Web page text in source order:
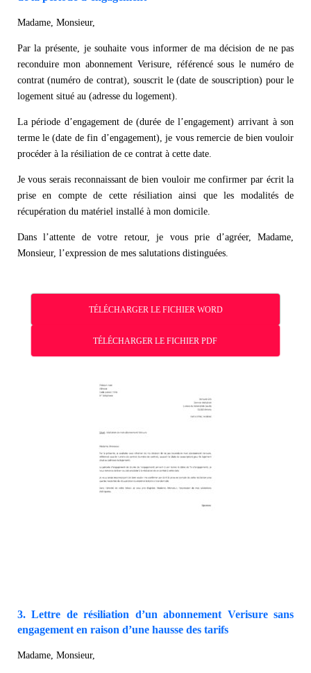
Madame, Monsieur,
Par la présente, je souhaite vous informer de ma décision de ne pas
reconduire mon abonnement Verisure, référencé sous le numéro de
contrat (numéro de contrat), souscrit le (date de souscription) pour le
logement situé au (adresse du logement).
La période d’engagement de (durée de l’engagement) arrivant à son
terme le (date de fin d’engagement), je vous remercie de bien vouloir
procéder à la résiliation de ce contrat à cette date.
Je vous serais reconnaissant de bien vouloir me confirmer par écrit la
prise en compte de cette résiliation ainsi que les modalités de
récupération du matériel installé à mon domicile.
Dans l’attente de votre retour, je vous prie d’agréer, Madame,
Monsieur, l’expression de mes salutations distinguées.
TÉLÉCHARGER LE FICHIER WORD
TÉLÉCHARGER LE FICHIER PDF
3. Lettre de résiliation d’un abonnement Verisure sans
engagement en raison d’une hausse des tarifs
Madame, Monsieur,